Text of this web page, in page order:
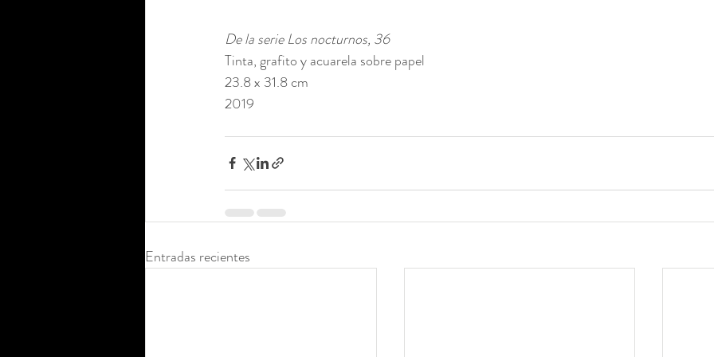
De la serie Los nocturnos, 36
Tinta, grafito y acuarela sobre papel
23.8 x 31.8 cm
2019
Entradas recientes